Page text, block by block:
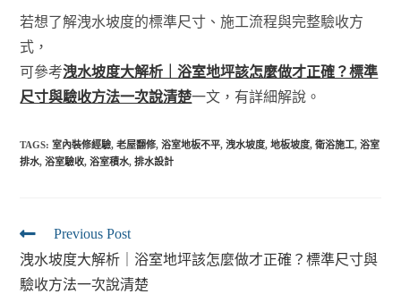
若想了解洩水坡度的標準尺寸、施工流程與完整驗收方
式，
可參考洩水坡度大解析｜浴室地坪該怎麼做才正確？標準
尺寸與驗收方法一次說清楚一文，有詳細解說。
TAGS:室內裝修經驗, 老屋翻修, 浴室地板不平, 洩水坡度, 地板坡度, 衛浴施工, 浴室
排水, 浴室驗收, 浴室積水, 排水設計
Previous Post
洩水坡度大解析｜浴室地坪該怎麼做才正確？標準尺寸與
驗收方法一次說清楚